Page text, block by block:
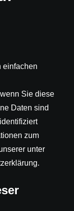
einfachen
Sie diese
Daten sind
zum
unter